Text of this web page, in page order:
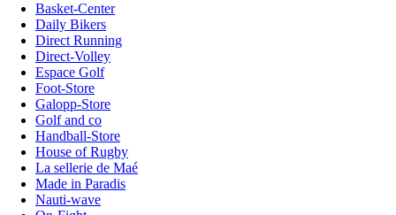
Basket-Center
Daily Bikers
Direct Running
Direct-Volley
Espace Golf
Foot-Store
Galopp-Store
Golf and co
Handball-Store
House of Rugby
La sellerie de Maé
Made in Paradis
Nauti-wave